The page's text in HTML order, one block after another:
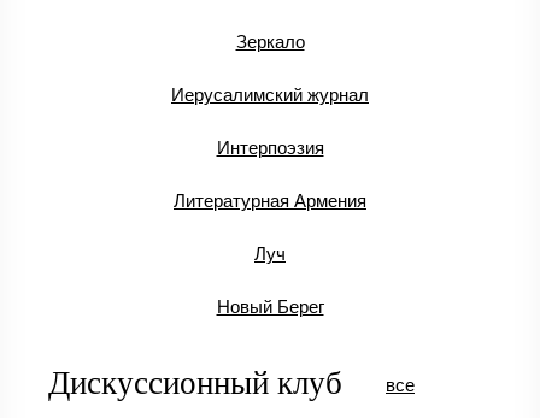
Зеркало
Иерусалимский журнал
Интерпоэзия
Литературная Армения
Луч
Новый Берег
Дискуссионный клуб все